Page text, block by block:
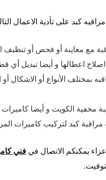
كبد على تأدية الاعمال
مع معاينة أو فحص أو تنظيف
اعطالها و أيضا تبديل أي
بمختلف الأنواع أو الاشكال أو
مخفية الكويت و أيضا
كبد لتركيب كاميرات
يمكنكم الاتصال في فني